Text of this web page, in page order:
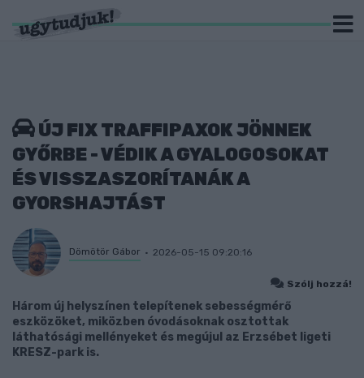
ÚJ FIX TRAFFIPAXOK JÖNNEK
GYŐRBE - VÉDIK A GYALOGOSOKAT
ÉS VISSZASZORÍTANÁK A
GYORSHAJTÁST
Dömötör Gábor 2026-05-15 09:20:16
Szólj hozzá!
Három új helyszínen telepítenek sebességmérő
eszközöket, miközben óvodásoknak osztottak
láthatósági mellényeket és megújul az Erzsébet ligeti
KRESZ-park is.